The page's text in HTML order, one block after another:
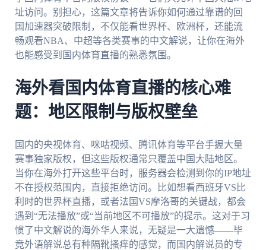
址访问。别担心，这篇文章将告诉你如何通过靠谱的回
国加速器突破限制，不仅能看世界杯、欧洲杯，还能流
畅观看NBA、中超等各类赛事的中文解说，让你在海外
也能感受到国内体育直播的熟悉氛围。
海外看国内体育直播的核心难
题：地区限制与版权壁垒
国内的央视体育、咪咕视频、腾讯体育等平台手握大量
赛事独家版权，但这些版权通常只覆盖中国大陆地区。
当你在海外打开这些平台时，服务器会检测到你的IP地址
不在授权范围内，直接拒绝访问。比如想看西班牙VS比
利时的世界杯直播，或者法国VS摩洛哥的关键战，都会
遇到“无法播放”或“当前地区不可播放”的提示。这对于习
惯了中文解说的海外华人来说，无疑是一大遗憾——毕
竟外语解说总有种隔靴搔痒的感觉，而国内解说员的专